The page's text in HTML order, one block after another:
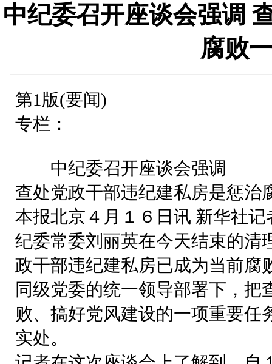
中纪委召开座谈会强调
腐败
第1版(要闻)
专栏：
中纪委召开座谈会强调
查处党政干部违纪建私房是惩治
本报北京４月１６日讯 新华社
纪委常委刘丽英在今天结束的清
政干部违纪建私房已成为当前腐
同级党委的统一领导部署下，
败、搞好党风建设的一项重要任
实处。